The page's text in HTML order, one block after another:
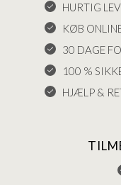
HURTIG
KØB
30 DAGE
100 %
HJÆLP &